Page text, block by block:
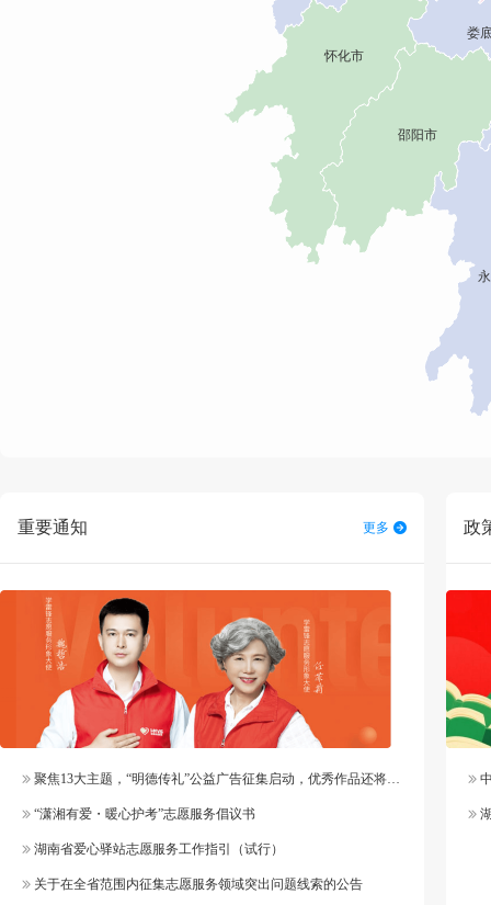
重要通知 更多
聚焦13大主题，“明德传礼”公益广告征集启动，优秀作品还将纳入官方作品库
“潇湘有爱・暖心护考”志愿服务倡议书
湖南省爱心驿站志愿服务工作指引（试行）
关于在全省范围内征集志愿服务领域突出问题线索的公告
政